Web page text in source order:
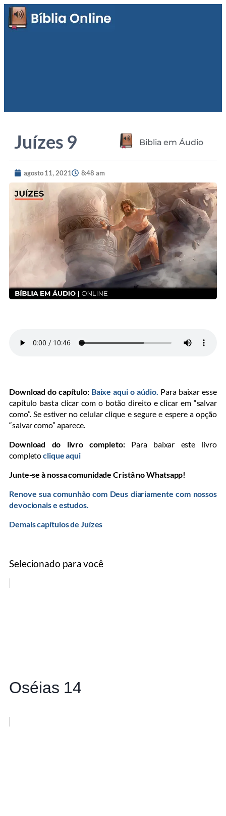
Juízes 9 Biblia em Áudio
agosto 11, 2021 8:48 am
Download do capítulo: Baixe aqui o aúdio. Para baixar esse
capítulo basta clicar com o botão direito e clicar em “salvar
como”. Se estiver no celular clique e segure e espere a opção
“salvar como” aparece.
Download do livro completo: Para baixar este livro
completoclique aqui
Junte-se à nossa comunidade Cristã no Whatsapp!
Renove sua comunhão com Deus diariamente com nossos
devocionais e estudos.
Demais capítulos de Juízes
Selecionado para você
Oséias 14